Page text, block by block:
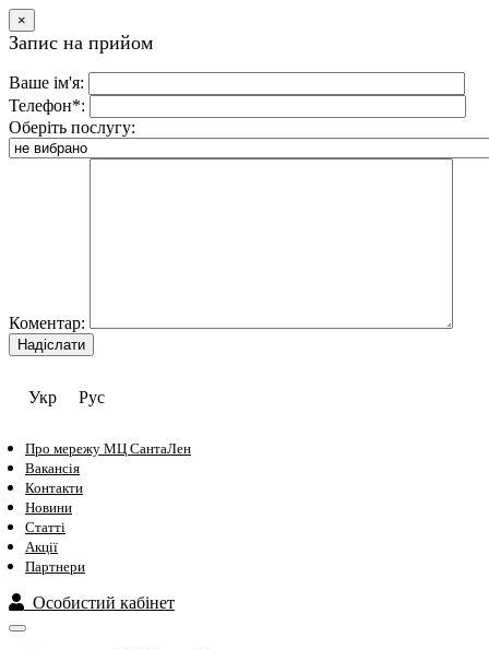
×
Запис на прийом
Ваше ім'я:
Телефон*:
Оберіть послугу:
Коментар:
Укр Рус
Про мережу МЦ СантаЛен
Вакансія
Контакти
Новини
Статті
Акції
Партнери
Особистий кабінет